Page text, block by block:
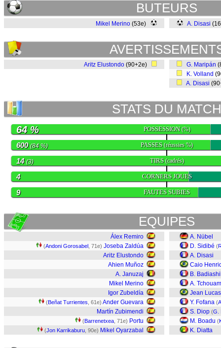
BUTEURS
Mikel Merino (53e) A. Disasi
Aritz Elustondo (90+2e) G. Maripán
K. Volland
A. Disasi
STATS DU MATCH
POSSESSION(%)
64 %
PASSES(réussies %)
600(84 %)
TIRS(cadrés)
14 (3)
CORNERS JOUES
4
FAUTES SUBIES
9
EQUIPES
Álex Remiro
(Andoni Gorosabel , 71e) Joseba Zaldúa
Aritz Elustondo
Ahien Muñoz
A. Januzaj
Mikel Merino
Igor Zubeldía
(Beñat Turrientes , 61e) Ander Guevara
Martín Zubimendi
(Barrenetxea , 71e) Portu
(Jon Karrikaburu , 90e) Mikel Oyarzabal
A. Nübel
D. Sidibé (
A. Disasi
Caio
B.
A.
Jean Lucas
Y. Fofana (
S. Diop (G.
M. Boadu (
K. Diatta